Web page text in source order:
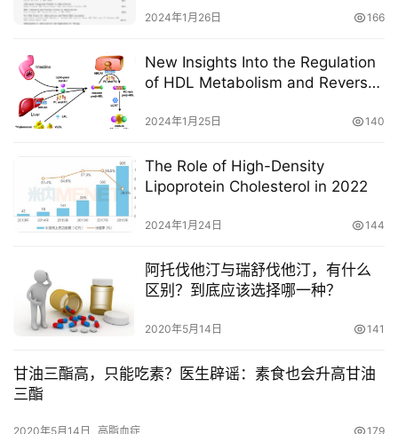
学
闻
心
血
心
建
血
管
床
研
2024年1月26日 166
New Insights Into the Regulation
of HDL Metabolism and Reverse
2024年1月25日 140
The Role of High-Density
Lipoprotein Cholesterol in 2022
2024年1月24日 144
阿托伐他汀与瑞舒伐他汀，有什么
区别？到底应该选择哪一种？
2020年5月14日 141
甘油三酯高，只能吃素？医生辟谣：素食也会升高甘油
三酯
2020年5月14日 高脂血症 179